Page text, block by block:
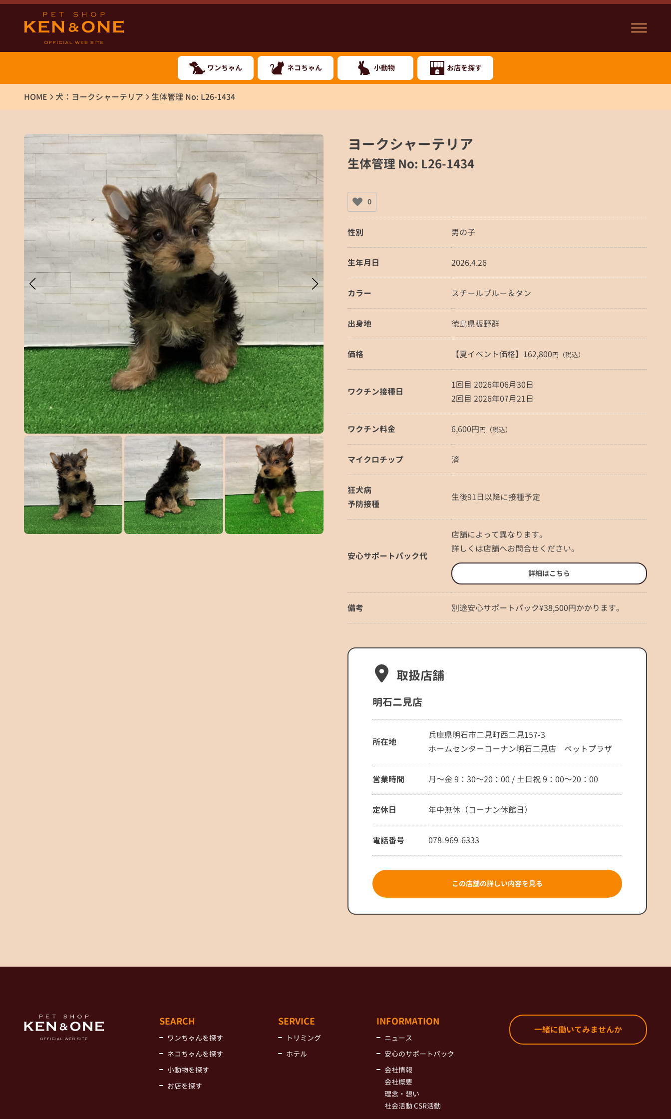
ワンちゃん ネコちゃん 小動物 お店を探す
HOME 犬：ヨークシャーテリア 生体管理 No: L26-1434
ヨークシャーテリア
生体管理 No: L26-1434
0
性別 男の子
生年月日 2026.4.26
カラー スチールブルー＆タン
出身地 徳島県板野群
価格 【夏イベント価格】162,800円（税込）
ワクチン接種日
1回目 2026年06月30日
2回目 2026年07月21日
ワクチン料金 6,600円円（税込）
マイクロチップ 済
狂犬病
予防接種
生後91日以降に接種予定
安心サポートパック代
店舗によって異なります。
詳しくは店舗へお問合せください。
詳細はこちら
備考 別途安心サポートパック¥38,500円かかります。
取扱店舗
明石二見店
所在地
兵庫県明石市二見町西二見157-3
ホームセンターコーナン明石二見店 ペットプラザ
営業時間 月～金 9：30～20：00 / 土日祝 9：00～20：00
定休日 年中無休（コーナン休館日）
電話番号 078-969-6333
この店舗の詳しい内容を見る
SEARCH
ワンちゃんを探す
ネコちゃんを探す
小動物を探す
お店を探す
SERVICE
トリミング
ホテル
INFORMATION
ニュース
安心のサポートパック
会社情報
会社概要
理念・想い
社会活動 CSR活動
一緒に働いてみませんか